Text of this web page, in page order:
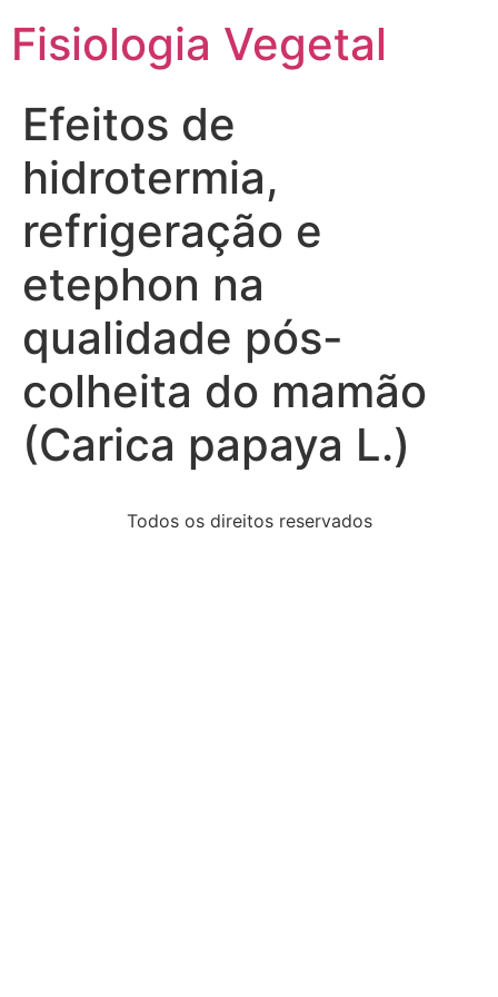
Fisiologia Vegetal
Efeitos de
hidrotermia,
refrigeração e
etephon na
qualidade pós-
colheita do mamão
(Carica papaya L.)
Todos os direitos reservados